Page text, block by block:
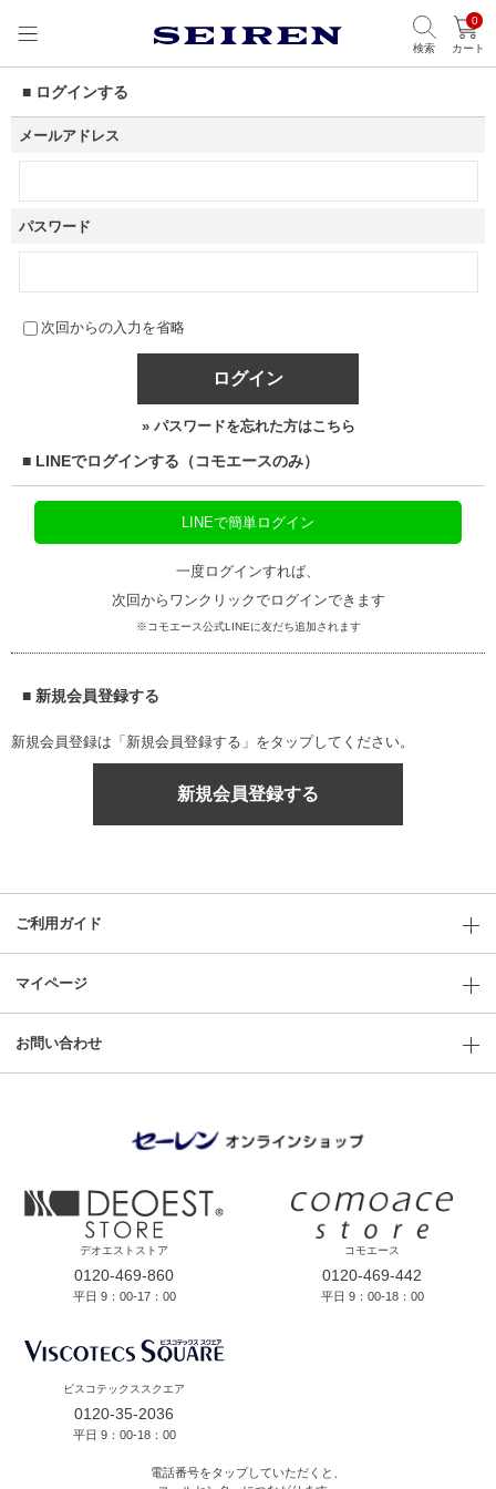
検索
0
カート
■ ログインする
メールアドレス
パスワード
次回からの入力を省略
ログイン
» パスワードを忘れた方はこちら
■ LINEでログインする（コモエースのみ）
LINEで簡単ログイン
一度ログインすれば、
次回からワンクリックでログインできます
※コモエース公式LINEに友だち追加されます
■ 新規会員登録する
新規会員登録は「新規会員登録する」をタップしてください。
新規会員登録する
ご利用ガイド
マイページ
お問い合わせ
デオエストストア
0120-469-860
平日 9：00-17：00
コモエース
0120-469-442
平日 9：00-18：00
ビスコテックススクエア
0120-35-2036
平日 9：00-18：00
電話番号をタップしていただくと、